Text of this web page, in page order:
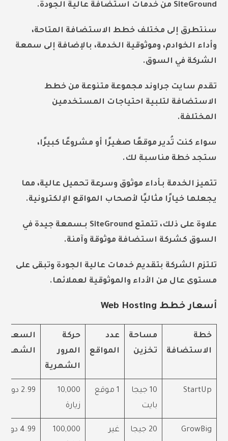
SiteGround من خدمات استضافة عالية الجودة.
سنتطرق إلى مختلفخطط الاستضافة المتاحة،
وأداء الخوادم، وموثوقية الخدمة، بالإضافة إلى سمعة
الشركة في السوق.
تقدم سايت جراوند مجموعة متنوعة منخطط
الاستضافة لتلبية احتياجات المستخدمين
المختلفة.
سواء كنت تُدير موقعًا صغيرًا أو مشروعًا كبيرًا،
ستجد خطة مناسبة لك.
تتميز الخدمة بـأداء موثوق وسرعة تحميل عالية، مما
يجعلها خيارًا مثاليًا لأصحاب المواقع الإلكترونية.
علاوة على ذلك، تتمتع SiteGround بـ سمعة جيدة في
السوق كشركة استضافة موثوقة وآمنة.
تلتزم الشركة بتقديم خدمات عالية الجودة وتبقى على
مستوى عال من الأداء والموثوقية لعملائها.
أسعار خطط Web Hosting
خطة
الاستضافة
مساحة
تخزين
عدد
المواقع
حركة
المرور
الشهرية
السعر
الشهري
StartUp
10 جيجا
بايت
1 موقع
10,000
زيارة
2.99 دولار
GrowBig
20 جيجا
غير
100,000
4.99 دولار